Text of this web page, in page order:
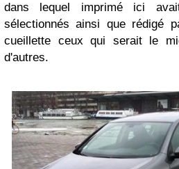
dans lequel imprimé ici
sélectionnés ainsi que rédigé
cueillette ceux qui serait le
d'autres.